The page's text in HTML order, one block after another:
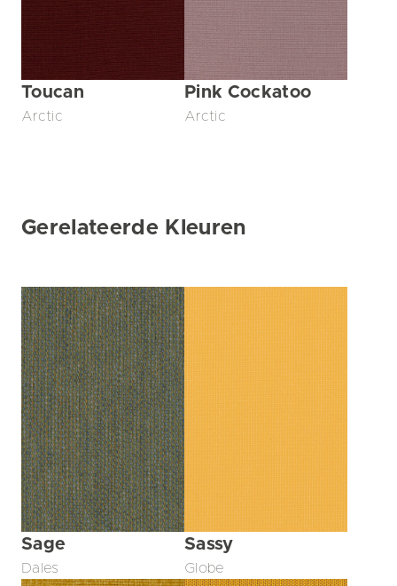
Toucan
Arctic
Pink Cockatoo
Arctic
Gerelateerde Kleuren
Sage
Dales
Sassy
Globe